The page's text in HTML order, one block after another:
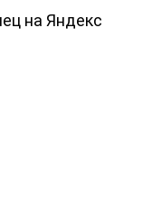
на Яндекс